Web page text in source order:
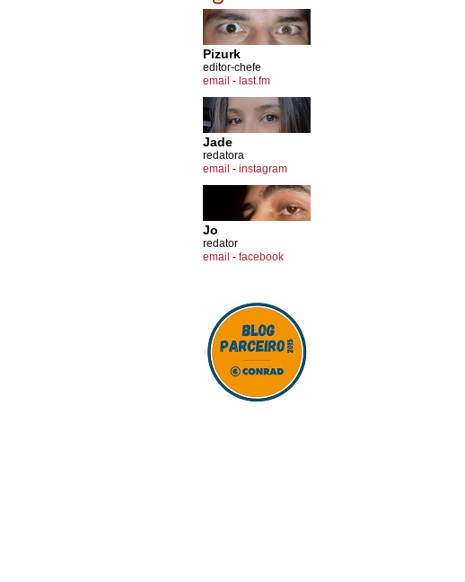
Pizurk
editor-chefe
email - last.fm
Jade
redatora
email - instagram
Jo
redator
email - facebook